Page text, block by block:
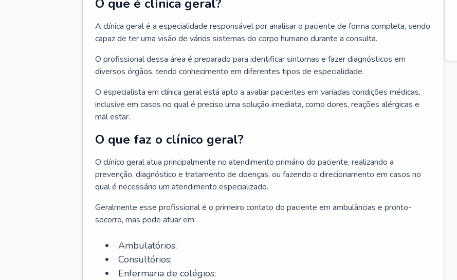
O que é clínica geral?
A clínica geral é a especialidade responsável por analisar o paciente de forma completa, sendo
capaz de ter uma visão de vários sistemas do corpo humano durante a consulta.
O profissional dessa área é preparado para identificar sintomas e fazer diagnósticos em
diversos órgãos, tendo conhecimento em diferentes tipos de especialidade.
O especialista em clínica geral está apto a avaliar pacientes em variadas condições médicas,
inclusive em casos no qual é preciso uma solução imediata, como dores, reações alérgicas e
mal estar.
O que faz o clínico geral?
O clínico geral atua principalmente no atendimento primário do paciente, realizando a
prevenção, diagnóstico e tratamento de doenças, ou fazendo o direcionamento em casos no
qual é necessário um atendimento especializado.
Geralmente esse profissional é o primeiro contato do paciente em ambulâncias e pronto-
socorro, mas pode atuar em:
Ambulatórios;
Consultórios;
Enfermaria de colégios;